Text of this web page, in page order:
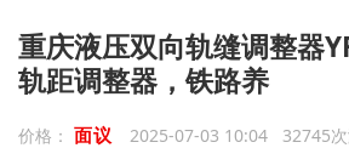
重庆液压双向轨缝调整器
轨距调整器，铁路养
价格： 面议 2025-07-03 10:04 32745